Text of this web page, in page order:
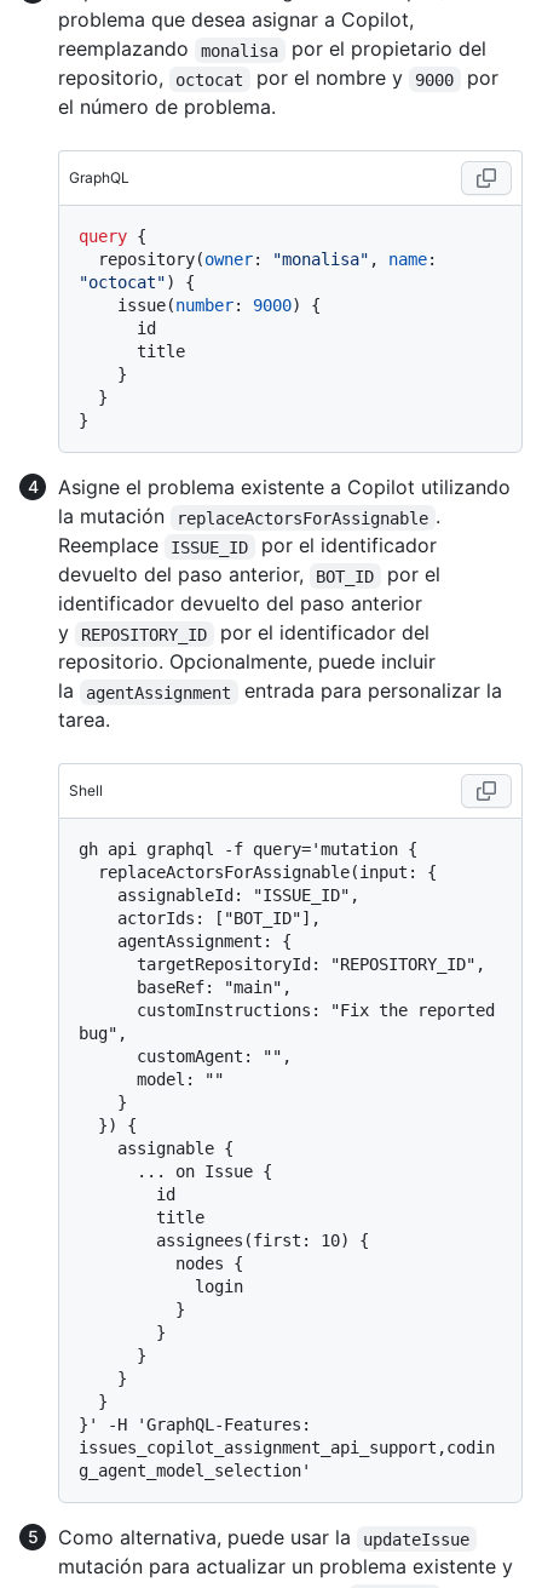
problema que desea asignar a Copilot,
reemplazando
monalisa
por el propietario del
repositorio,
octocat por el nombre y 9000
por
el número de problema.
GraphQL
query {
  repository
(owner: "monalisa" , name:
"octocat")
{
    issue
(number: 9000)
{
}
}
}
Asigne el problema existente a Copilot utilizando
la mutación
replaceActorsForAssignable .
Reemplace
ISSUE_ID
por el identificador
devuelto del paso anterior,
BOT_ID
por el
identificador devuelto del paso anterior
y
REPOSITORY_ID
por el identificador del
repositorio. Opcionalmente, puede incluir
la
agentAssignment
entrada para personalizar la
tarea.
Shell
gh api graphql -f query='mutation {
bug",
}' -H 'GraphQL-Features:
issues_copilot_assignment_api_support,codin
Como alternativa, puede usar la updateIssue
mutación para actualizar un problema existente y